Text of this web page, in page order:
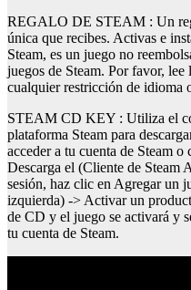
REGALO DE STEAM : Un
única que recibes. Activas e
Steam, es un juego no
juegos de Steam. Por favor,
cualquier restricción de idioma
STEAM CD KEY : Utiliza el
plataforma Steam para
acceder a tu cuenta de Steam
Descarga el (Cliente de
sesión, haz clic en Agregar un
izquierda) -> Activar un
de CD y el juego se activará y
tu cuenta de Steam.